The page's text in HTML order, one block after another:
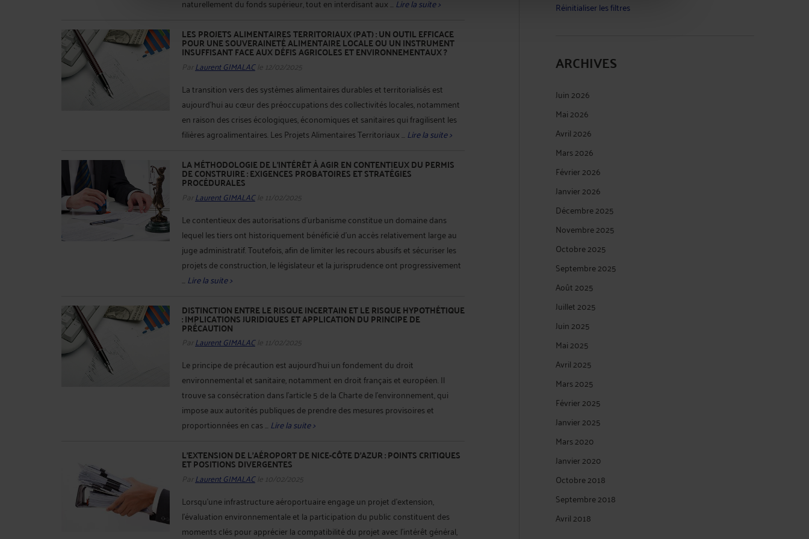
naturellement du fonds supérieur, tout en interdisant aux ... Lire la suite >
LES PROJETS ALIMENTAIRES TERRITORIAUX (PAT) : UN OUTIL EFFICACE
POUR UNE SOUVERAINETÉ ALIMENTAIRE LOCALE OU UN INSTRUMENT
INSUFFISANT FACE AUX DÉFIS AGRICOLES ET ENVIRONNEMENTAUX ?
Par Laurent GIMALACle 12/02/2025
La transition vers des systèmes alimentaires durables et territorialisés est
aujourd’hui au cœur des préoccupations des collectivités locales, notamment
en raison des crises écologiques, économiques et sanitaires qui fragilisent les
filières agroalimentaires. Les Projets Alimentaires Territoriaux ...Lire la suite >
LA MÉTHODOLOGIE DE L’INTÉRÊT À AGIR EN CONTENTIEUX DU PERMIS
DE CONSTRUIRE : EXIGENCES PROBATOIRES ET STRATÉGIES
PROCÉDURALES
Par Laurent GIMALACle 11/02/2025
Le contentieux des autorisations d’urbanisme constitue un domaine dans
lequel les tiers ont historiquement bénéficié d’un accès relativement large au
juge administratif. Toutefois, afin de limiter les recours abusifs et sécuriser les
projets de construction, le législateur et la jurisprudence ont progressivement
...Lire la suite >
DISTINCTION ENTRE LE RISQUE INCERTAIN ET LE RISQUE HYPOTHÉTIQUE
: IMPLICATIONS JURIDIQUES ET APPLICATION DU PRINCIPE DE
PRÉCAUTION
Par Laurent GIMALACle 11/02/2025
Le principe de précaution est aujourd’hui un fondement du droit
environnemental et sanitaire, notamment en droit français et européen. Il
trouve sa consécration dans l'article 5 de la Charte de l'environnement, qui
impose aux autorités publiques de prendre des mesures provisoires et
proportionnées en cas ...Lire la suite >
L’EXTENSION DE L’AÉROPORT DE NICE-CÔTE D’AZUR : POINTS CRITIQUES
ET POSITIONS DIVERGENTES
Par Laurent GIMALACle 10/02/2025
Lorsqu'une infrastructure aéroportuaire engage un projet d'extension,
l'évaluation environnementale et la participation du public constituent des
moments clés pour apprécier la compatibilité du projet avec l'intérêt général,
Réinitialiser les filtres
ARCHIVES
Juin 2026
Mai 2026
Avril 2026
Mars 2026
Février 2026
Janvier 2026
Décembre 2025
Novembre 2025
Octobre 2025
Septembre 2025
Août 2025
Juillet 2025
Juin 2025
Mai 2025
Avril 2025
Mars 2025
Février 2025
Janvier 2025
Mars 2020
Janvier 2020
Octobre 2018
Septembre 2018
Avril 2018